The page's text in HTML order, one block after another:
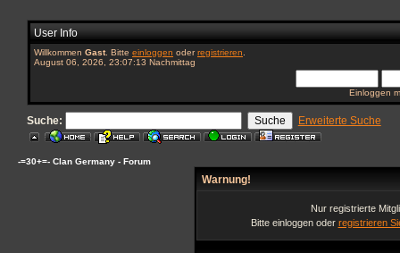
User Info
Willkommen Gast. Bitte einloggen oderregistrieren
August 06, 2026, 23:07:13 Nachmittag
Einloggen
Suche: Erweiterte Suche
-=30+=- Clan Germany - Forum
Warnung!
Nur registrierte
Bitte einloggen oder registrieren